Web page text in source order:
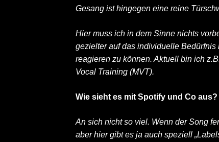
Gesang ist hingegen eine reine
Hier muss ich in dem Sinne nichts
gezielter auf das individuelle
reagieren zu können. Aktuell bin ich
Vocal Training (MVT).
Wie sieht es mit Spotify und Co
An sich nicht so viel. Wenn der Song
aber hier gibt es ja auch speziell